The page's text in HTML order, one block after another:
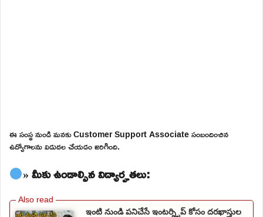
ఈ సంస్థ నుండి మనకు Customer Support Associate సంబందించిన
ఉద్యోగాలను విడుదల చేయడం జరిగింది.
» మీకు ఉండాల్సిన విద్యార్హతలు:
ఇంటి నుండి పనిచేసే ఇంటర్న్షిప్ కోసం దరఖాస్తుల